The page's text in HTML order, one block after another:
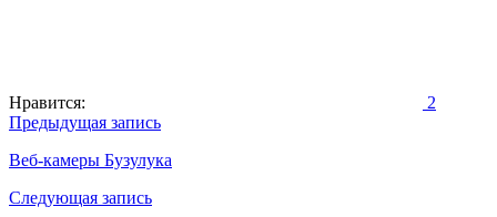
Нравится: 2
Навигация
по
записям
Предыдущая запись
Веб-камеры Бузулука
Следующая запись